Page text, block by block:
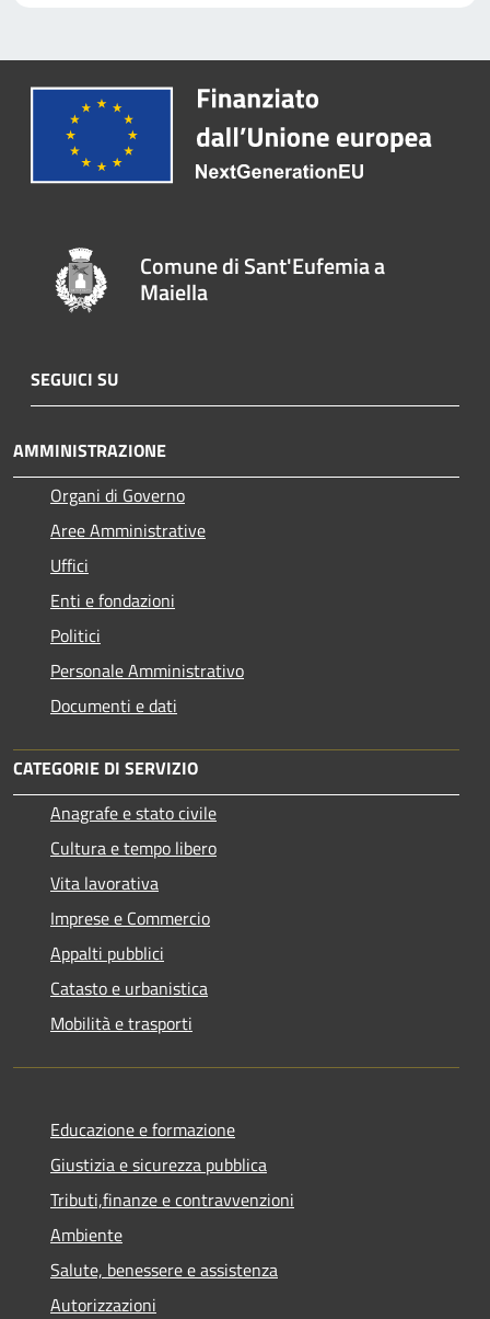
Comune di Sant'Eufemia a
Maiella
SEGUICI SU
AMMINISTRAZIONE
Organi di Governo
Aree Amministrative
Uffici
Enti e fondazioni
Politici
Personale Amministrativo
Documenti e dati
CATEGORIE DI SERVIZIO
Anagrafe e stato civile
Cultura e tempo libero
Vita lavorativa
Imprese e Commercio
Appalti pubblici
Catasto e urbanistica
Mobilità e trasporti
Educazione e formazione
Giustizia e sicurezza pubblica
Tributi,finanze e contravvenzioni
Ambiente
Salute, benessere e assistenza
Autorizzazioni